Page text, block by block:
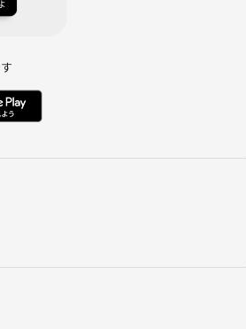
だくことがありますが、顔写真は載せま